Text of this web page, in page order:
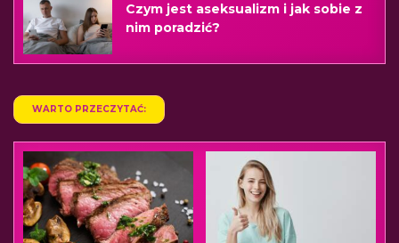
Czym jest aseksualizm i jak sobie z
nim poradzić?
WARTO PRZECZYTAĆ: